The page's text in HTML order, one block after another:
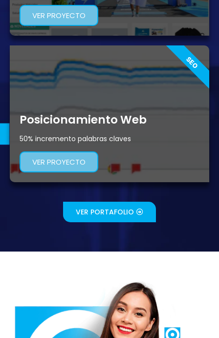
VER PROYECTO
Posicionamiento Web
50% incremento palabras claves
VER PROYECTO
SEO
VER PORTAFOLIO